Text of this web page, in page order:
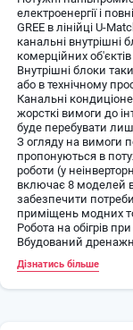
електроенергії і
GREE в лінійці U-
канальні внутрішні
комерційних
Внутрішні блоки
або в технічному
Канальні
жорсткі вимоги до
буде перебувати
З огляду на вимоги
пропонуються в
роботи (у
включає 8 моделей
забезпечити
приміщень модних
Робота на обігрів
Вбудований
Обсяг потоку 360
Дізнатись більше